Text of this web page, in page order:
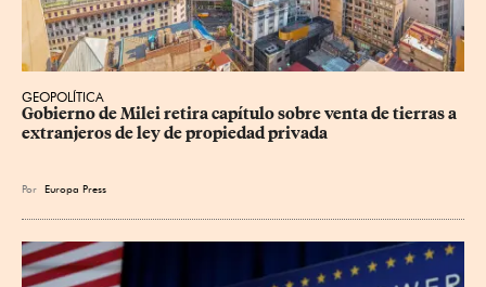
GEOPOLÍTICA
Gobierno de Milei retira capítulo sobre venta de tierras a
extranjeros de ley de propiedad privada
Por Europa Press